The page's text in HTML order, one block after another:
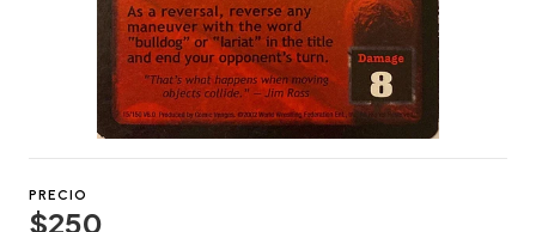
PRECIO
$250